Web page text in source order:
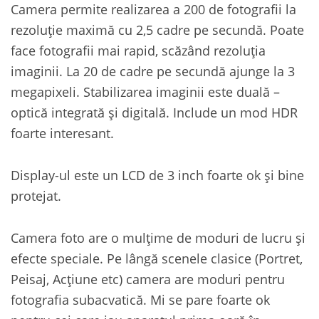
Camera permite realizarea a 200 de fotografii la
rezoluție maximă cu 2,5 cadre pe secundă. Poate
face fotografii mai rapid, scăzând rezoluția
imaginii. La 20 de cadre pe secundă ajunge la 3
megapixeli. Stabilizarea imaginii este duală –
optică integrată și digitală. Include un mod HDR
foarte interesant.
Display-ul este un LCD de 3 inch foarte ok și bine
protejat.
Camera foto are o mulțime de moduri de lucru și
efecte speciale. Pe lângă scenele clasice (Portret,
Peisaj, Acțiune etc) camera are moduri pentru
fotografia subacvatică. Mi se pare foarte ok